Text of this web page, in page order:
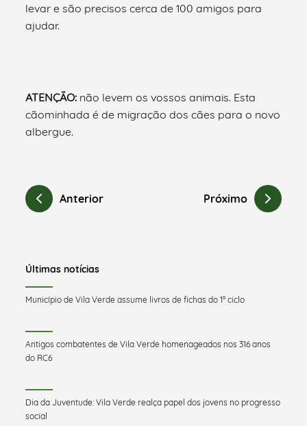
levar e são precisos cerca de 100 amigos para
ajudar.
ATENÇÃO: não levem os vossos animais. Esta
cãominhada é de migração dos cães para o novo
albergue.
Anterior Próximo
Últimas notícias
Município de Vila Verde assume livros de fichas do 1º ciclo
Antigos combatentes de Vila Verde homenageados nos 316 anos
do RC6
Dia da Juventude: Vila Verde realça papel dos jovens no progresso
social